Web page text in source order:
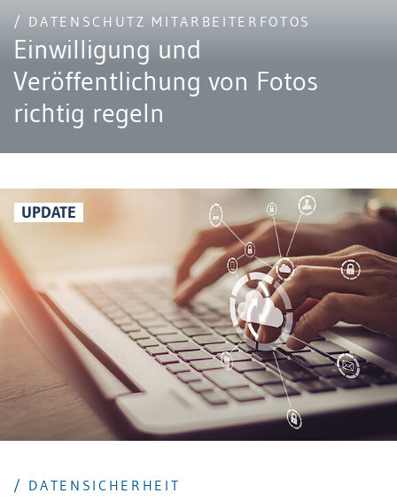
/ DATENSCHUTZ MITARBEITERFOTOS
Einwilligung und
Veröffentlichung von Fotos
richtig regeln
UPDATE
/ DATENSICHERHEIT